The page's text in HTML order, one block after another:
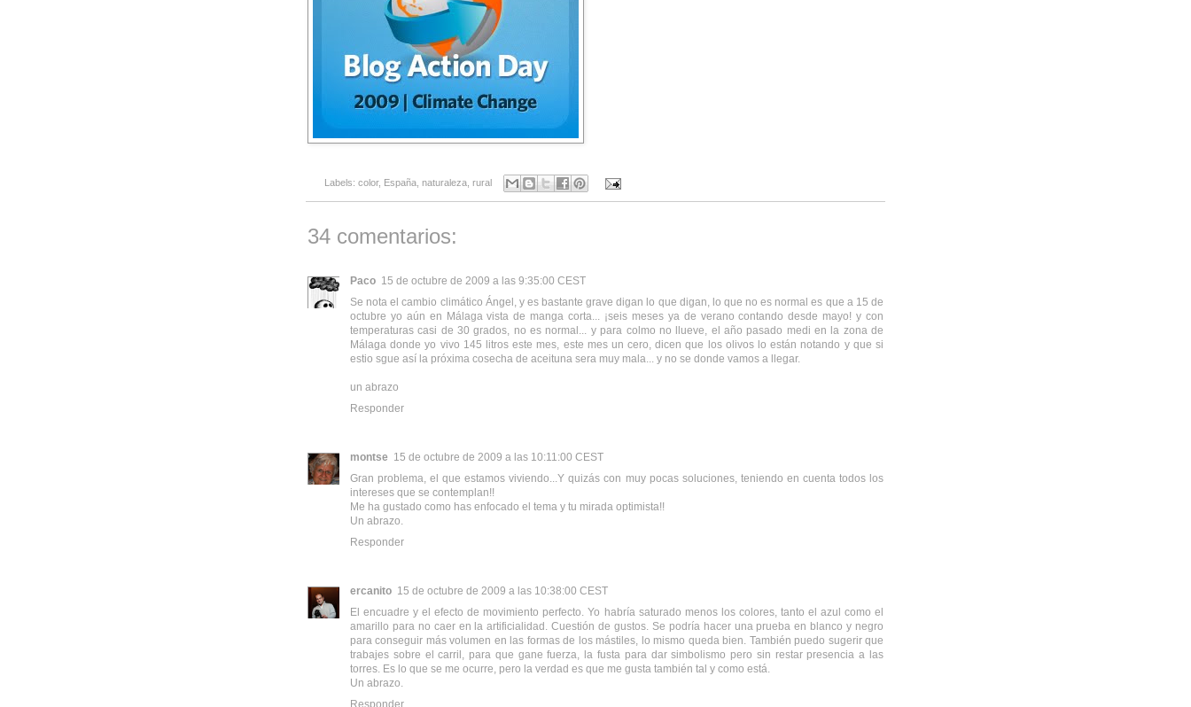
Labels: color, España, naturaleza, rural
34 comentarios:
Paco 15 de octubre de 2009 a las 9:35:00 CEST
Se nota el cambio climático Ángel, y es bastante grave digan lo que digan, lo que no es normal es que a 15 de
octubre yo aún en Málaga vista de manga corta... ¡seis meses ya de verano contando desde mayo! y con
temperaturas casi de 30 grados, no es normal... y para colmo no llueve, el año pasado medi en la zona de
Málaga donde yo vivo 145 litros este mes, este mes un cero, dicen que los olivos lo están notando y que si
estio sgue así la próxima cosecha de aceituna sera muy mala... y no se donde vamos a llegar.
un abrazo
Responder
montse 15 de octubre de 2009 a las 10:11:00 CEST
Gran problema, el que estamos viviendo...Y quizás con muy pocas soluciones, teniendo en cuenta todos los
intereses que se contemplan!!
Me ha gustado como has enfocado el tema y tu mirada optimista!!
Un abrazo.
Responder
ercanito 15 de octubre de 2009 a las 10:38:00 CEST
El encuadre y el efecto de movimiento perfecto. Yo habría saturado menos los colores, tanto el azul como el
amarillo para no caer en la artificialidad. Cuestión de gustos. Se podría hacer una prueba en blanco y negro
para conseguir más volumen en las formas de los mástiles, lo mismo queda bien. También puedo sugerir que
trabajes sobre el carril, para que gane fuerza, la fusta para dar simbolismo pero sin restar presencia a las
torres. Es lo que se me ocurre, pero la verdad es que me gusta también tal y como está.
Un abrazo.